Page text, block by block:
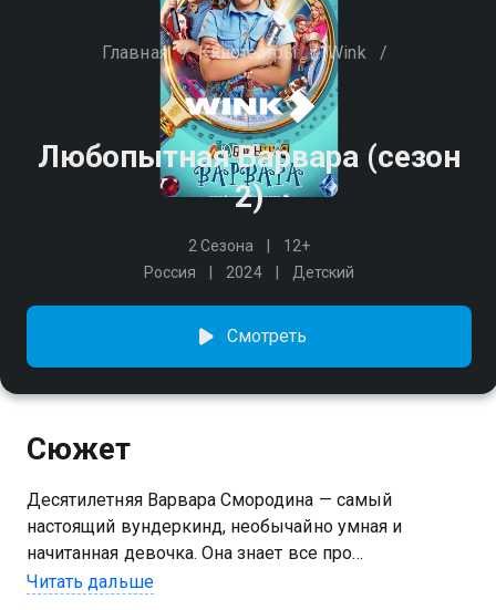
Главная / Кинотеатры / Wink /
Любопытная Варвара (сезон
2)
2 Сезона
12+
Россия
2024 Детский
Смотреть
Сюжет
Десятилетняя Варвара Смородина — самый
настоящий вундеркинд, необычайно умная и
начитанная девочка. Она знает все про
криминалистику и мечтает стать выдающейся
Читать дальше